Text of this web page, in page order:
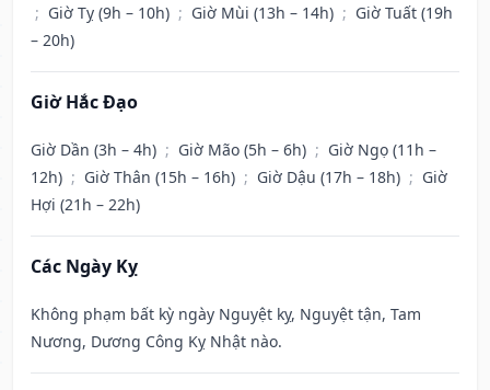
; Giờ Tỵ (9h – 10h) ; Giờ Mùi (13h – 14h) ; Giờ Tuất (19h
– 20h)
Giờ Hắc Đạo
Giờ Dần (3h – 4h) ; Giờ Mão (5h – 6h) ; Giờ Ngọ (11h –
12h) ; Giờ Thân (15h – 16h) ; Giờ Dậu (17h – 18h) ; Giờ
Hợi (21h – 22h)
Các Ngày Kỵ
Không phạm bất kỳ ngày Nguyệt kỵ, Nguyệt tận, Tam
Nương, Dương Công Kỵ Nhật nào.